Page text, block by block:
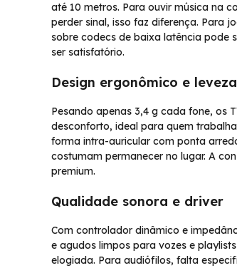
até 10 metros. Para ouvir música na
perder sinal, isso faz diferença. Para
sobre codecs de baixa latência pode
ser satisfatório.
Design ergonômico e leveza
Pesando apenas 3,4 g cada fone, os
desconforto, ideal para quem
forma intra-auricular com ponta
costumam permanecer no lugar. A
premium.
Qualidade sonora e driver
Com controlador dinâmico e
e agudos limpos para vozes e
elogiada. Para audiófilos, falta